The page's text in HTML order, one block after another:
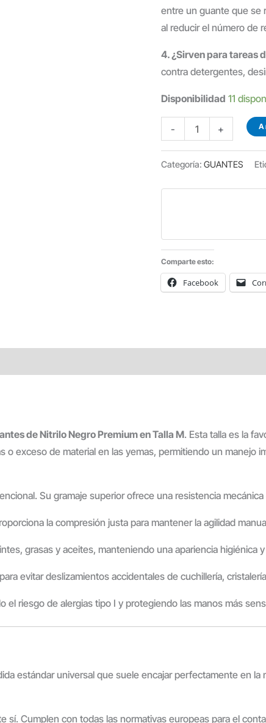
entre un guante que se
al reducir el número de
4. ¿Sirven para tareas
contra detergentes,
Disponibilidad 11
-
GUANTES
DE
NITRILO
PREMIUM
UDS
T/M
cantidad
+
Categoría: GUANTES
Comparte esto:
Facebook
de Nitrilo Negro Premium en Talla M. Esta talla es la
o exceso de material en las yemas, permitiendo un manejo
Su gramaje superior ofrece una resistencia
la compresión justa para mantener la agilidad
grasas y aceites, manteniendo una apariencia
evitar deslizamientos accidentales de cuchillería,
el riesgo de alergias tipo I y protegiendo las manos más
estándar universal que suele encajar perfectamente en
sí. Cumplen con todas las normativas europeas para el